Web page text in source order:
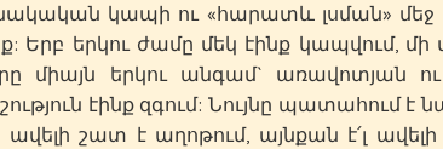
կապի ու «հարատև լսման» մեջ
Երբ երկու ժամը մեկ էինք կապվում,
միայն երկու անգամ` առավոտյան
էինք զգում: Նույնը պատահում
շատ է աղոթում, այնքան է՛լ